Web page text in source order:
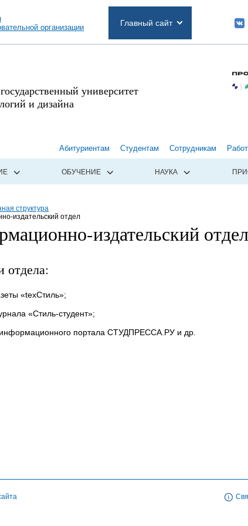
организации
Главный сайт
университет
и дизайна
Абитуриентам Студентам Сотрудникам
ОБУЧЕНИЕ НАУКА
структура
издательский отдел
издательский отдел
отдела:
«texСтиль»;
«Стиль-студент»;
портала СТУДПРЕССА.РУ и др.